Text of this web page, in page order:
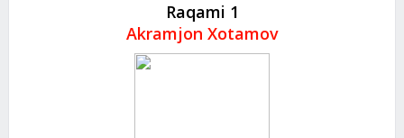
Raqami 1
Akramjon Xotamov